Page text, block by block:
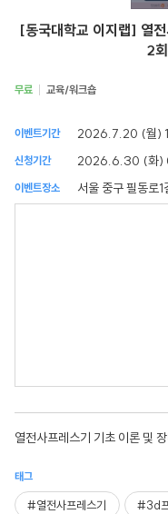
[동국대학교 이지랩] 열
2
무료 교육/워크숍
이벤트기간 2026.7.20 (월)
신청기간 2026.6.30 (화)
이벤트장소 서울 중구 필동로
열전사프레스기 기초 이론 및
태그
#열전사프레스기 #3d